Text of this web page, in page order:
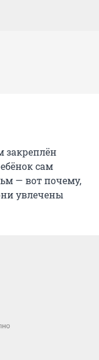
закреплён
сам
— вот почему,
увлечены